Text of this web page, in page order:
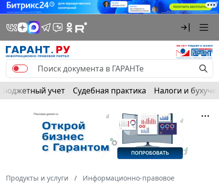
Бюджетный учет Судебная практика Налоги и
Продукты и услуги
Информационно-правовое